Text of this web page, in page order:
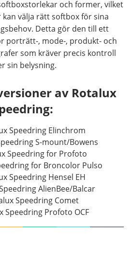
och former, vilket
välja rätt softbox för sina
Detta gör den till ett
porträtt-, mode-, produkt- och
som kräver precis kontroll
sin belysning.
av Rotalux
Speedring Elinchrom
S-mount/Bowens
Speedring for Profoto
for Broncolor Pulso
Speedring Hensel EH
AlienBee/Balcar
Speedring Comet
Speedring Profoto OCF